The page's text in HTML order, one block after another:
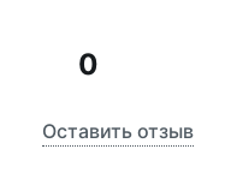
0
Оставить отзыв